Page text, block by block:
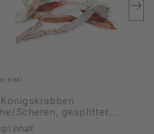
51667
Scheren, gesplittet,
Gr. 3L, 10% Glasur
l Inhalt